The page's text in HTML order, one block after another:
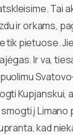
Tai
ir orkams,
tik pietuose.
Ir va,
Kupjanskui,
į Limano
kad